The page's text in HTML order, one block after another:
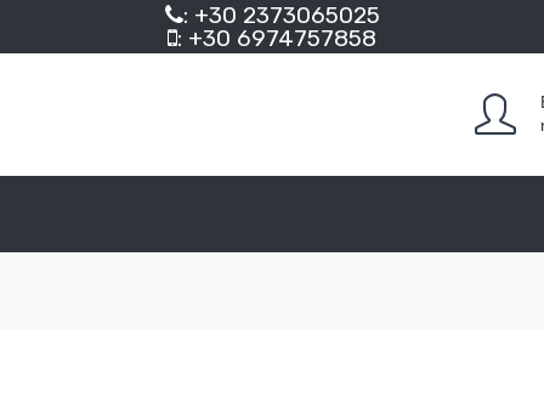
: +30 2373065025
: +30 6974757858